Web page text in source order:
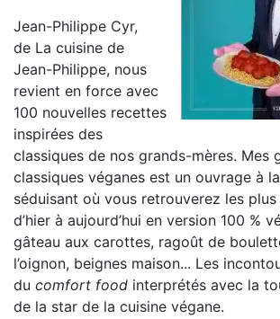
Jean-Philippe Cyr,
de La cuisine de
Jean-Philippe, nous
revient en force avec
100 nouvelles recettes
inspirées des
classiques de nos grands-mères. Mes
classiques véganes est un ouvrage à
séduisant où vous retrouverez les
d’hier à aujourd’hui en version 100 %
gâteau aux carottes, ragoût de
l’oignon, beignes maison... Les
du comfort food interprétés avec la
de la star de la cuisine végane.